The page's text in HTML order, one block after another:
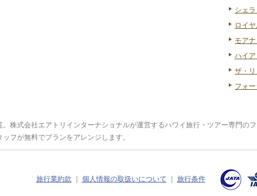
シェ
ロイ
モア
ハイ
ザ・
フォ
。株式会社エアトリインターナショナルが運営するハワイ旅行・ツアー専門
フが無料でプランをアレンジします。
旅行業約款 個人情報の取扱いについて 旅行条件